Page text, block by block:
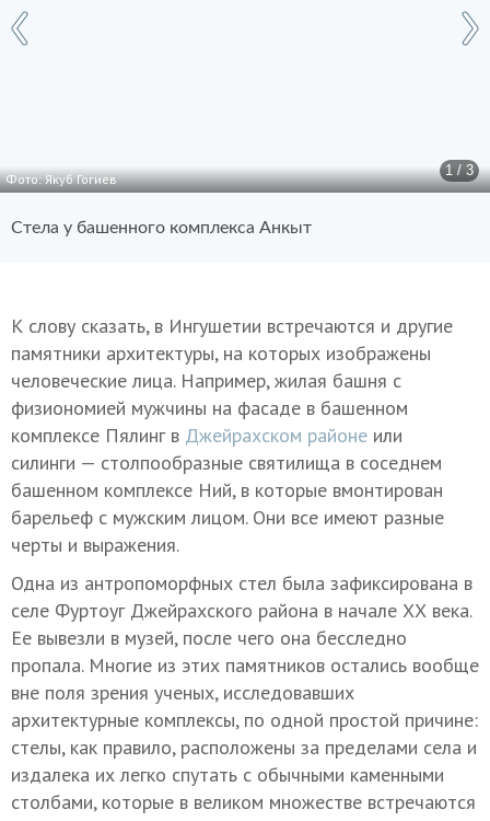
1 / 3
Фото: Якуб Гогиев
Стела у башенного комплекса Анкыт
К слову сказать, в Ингушетии встречаются и другие
памятники архитектуры, на которых изображены
человеческие лица. Например, жилая башня с
физиономией мужчины на фасаде в башенном
комплексе Пялинг в Джейрахском районе или
силинги — столпообразные святилища в соседнем
башенном комплексе Ний, в которые вмонтирован
барельеф с мужским лицом. Они все имеют разные
черты и выражения.
Одна из антропоморфных стел была зафиксирована в
селе Фуртоуг Джейрахского района в начале ХХ века.
Ее вывезли в музей, после чего она бесследно
пропала. Многие из этих памятников остались вообще
вне поля зрения ученых, исследовавших
архитектурные комплексы, по одной простой причине:
стелы, как правило, расположены за пределами села и
издалека их легко спутать с обычными каменными
столбами, которые в великом множестве встречаются